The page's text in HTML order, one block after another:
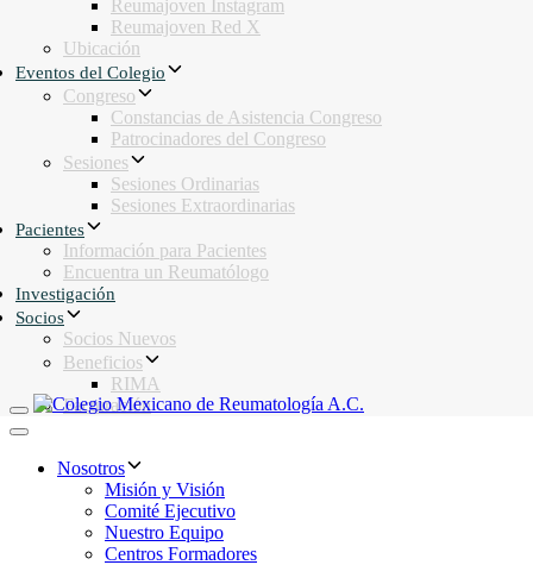
Reumajoven Instagram
Reumajoven Red X
Ubicación
Eventos del Colegio
Congreso
Constancias de Asistencia Congreso
Patrocinadores del Congreso
Sesiones
Sesiones Ordinarias
Sesiones Extraordinarias
Pacientes
Información para Pacientes
Encuentra un Reumatólogo
Investigación
Socios
Socios Nuevos
Beneficios
RIMA
Facturación
Toggle navigation
Toggle navigation
Nosotros
Misión y Visión
Comité Ejecutivo
Nuestro Equipo
Centros Formadores